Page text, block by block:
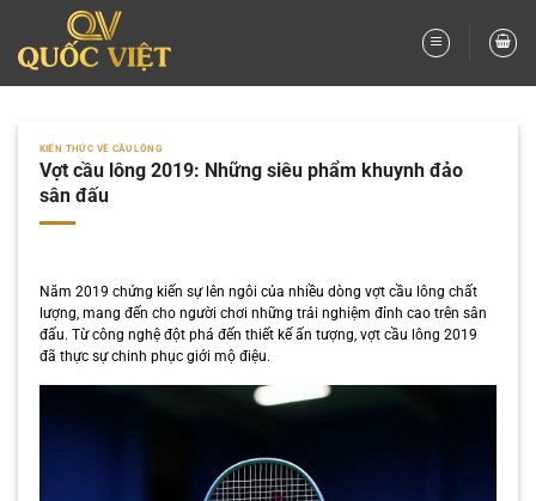
nội
dung
KIẾN THỨC VỀ CẦU LÔNG
Vợt cầu lông 2019: Những siêu phẩm khuynh đảo
sân đấu
Năm 2019 chứng kiến sự lên ngôi của nhiều dòng vợt cầu lông chất
lượng, mang đến cho người chơi những trải nghiệm đỉnh cao trên sân
đấu. Từ công nghệ đột phá đến thiết kế ấn tượng, vợt cầu lông 2019
đã thực sự chinh phục giới mộ điệu.